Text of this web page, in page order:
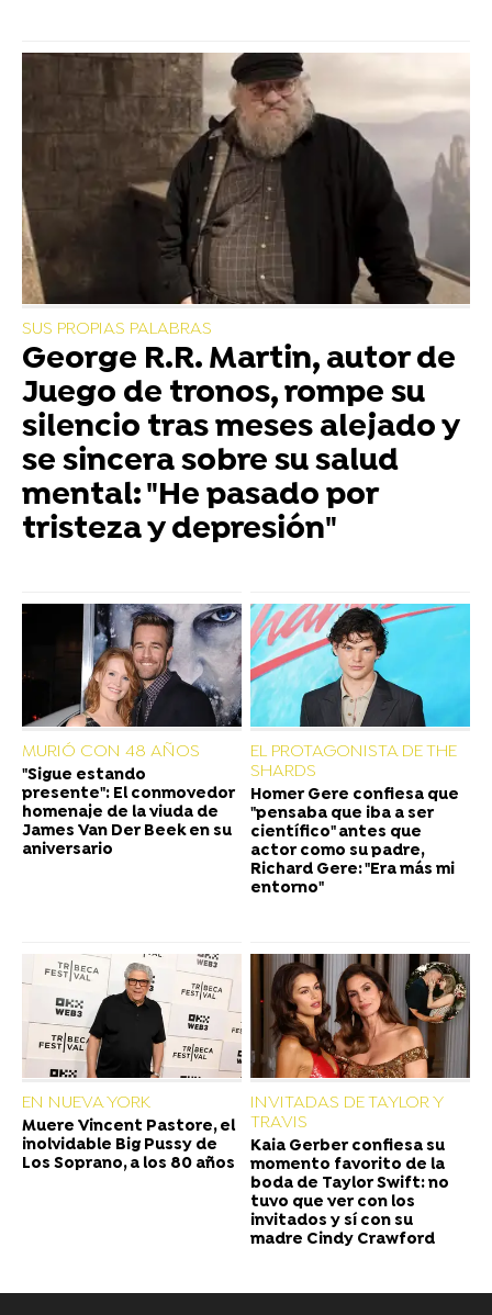
SUS PROPIAS PALABRAS
George R.R. Martin, autor de
Juego de tronos, rompe su
silencio tras meses alejado y
se sincera sobre su salud
mental: "He pasado por
tristeza y depresión"
MURIÓ CON 48 AÑOS
"Sigue estando
presente": El conmovedor
homenaje de la viuda de
James Van Der Beek en su
aniversario
EL PROTAGONISTA DE THE
SHARDS
Homer Gere confiesa que
"pensaba que iba a ser
científico" antes que
actor como su padre,
Richard Gere: "Era más mi
entorno"
EN NUEVA YORK
Muere Vincent Pastore, el
inolvidable Big Pussy de
Los Soprano, a los 80 años
INVITADAS DE TAYLOR Y
TRAVIS
Kaia Gerber confiesa su
momento favorito de la
boda de Taylor Swift: no
tuvo que ver con los
invitados y sí con su
madre Cindy Crawford